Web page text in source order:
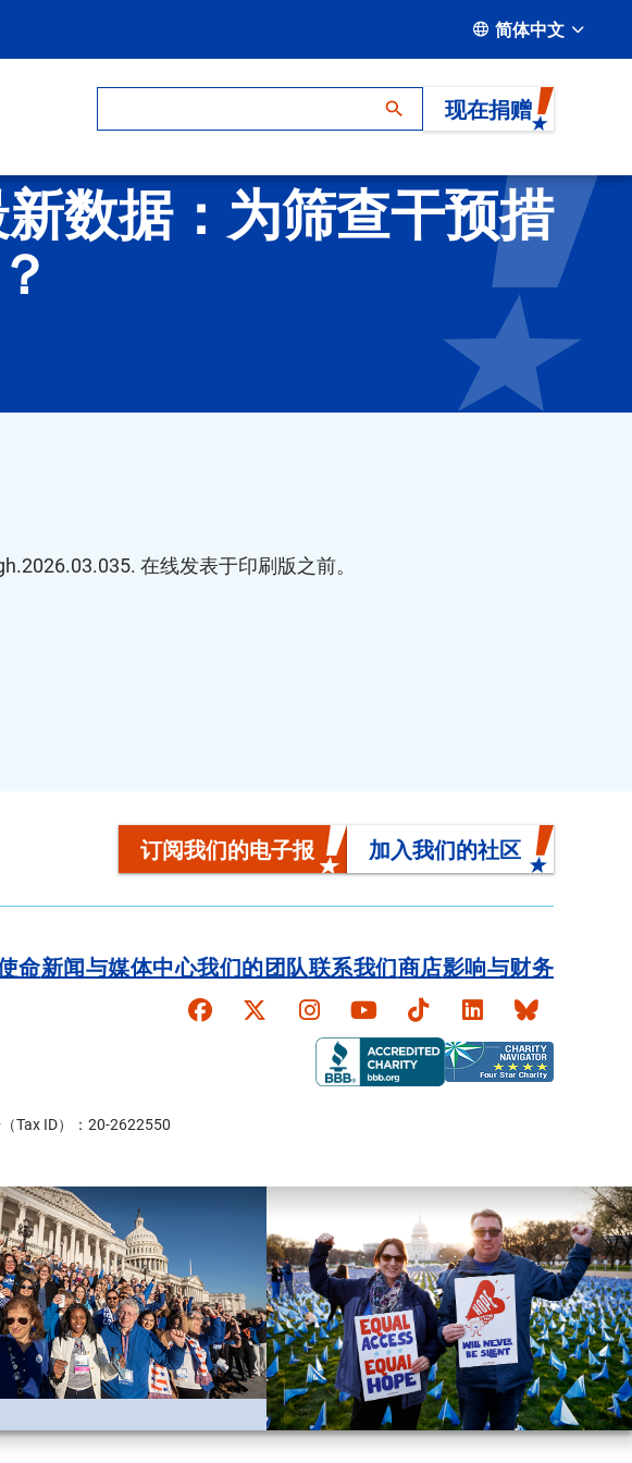
简体中文
现在捐赠
数据：为筛查干预措
在线发表于印刷版之前。
订阅我们的电子报 加入我们的社区
命新闻与媒体中心我们的团队联系我们商店影响与财务
Faceboook
X Instagram
YouTubeTikTokLinkedInBluesky
Tax ID）：20-2622550